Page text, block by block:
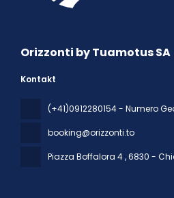
Orizzonti by Tuamotus SA
Kontakt
(+41)0912280154 - Numero
booking@orizzonti.to
Piazza Boffalora 4, 6830 -